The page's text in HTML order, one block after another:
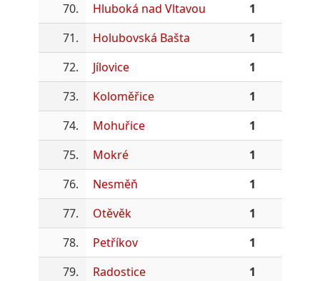
70.
Hluboká nad Vltavou
1
71.
Holubovská Bašta
1
72.
Jílovice
1
73.
Koloměřice
1
74.
Mohuřice
1
75.
Mokré
1
76.
Nesměň
1
77.
Otěvěk
1
78.
Petříkov
1
79.
Radostice
1